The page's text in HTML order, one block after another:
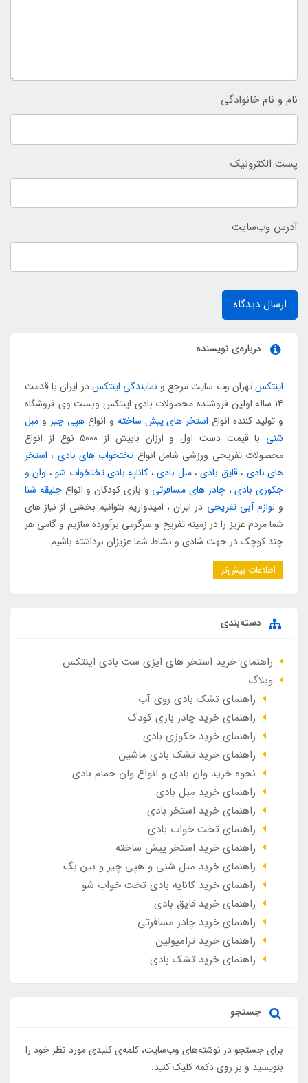
نام و نام خانوادگی
پست الکترونیک
آدرس وب‌سایت
ارسال دیدگاه
درباره‌ی نویسنده
اینتکستهران وب سایت مرجع و نمایندگی اینتکسدر ایران با قدمت
۱۴ ساله اولین فروشنده محصولات بادی اینتکس وبست وی فروشگاه
و تولید کننده انواع استخر های پیش ساخته و انواعهپی چیر و مبل
شنی
با قیمت دست اول و ارزان بابیش از ۵۰۰۰ نوع از انواع
محصولات تفریحی ورزشی شامل انواع تختخواب های بادی ، استخر
های بادی ،قایق بادی،مبل بادی، کاناپه بادی تختخواب شو، وان و
جکوزی بادی،چادر های مسافرتی و بازی کودکان و انواعجلیقه شنا
و لوازم آبی تفریحی در ایران ، امیدواریم بتوانیم بخشی از نیاز های
شما مردم عزیز را در زمینه تفریح و سرگرمی برآورده سازیم و گامی هر
چند کوچک در جهت شادی و نشاط شما عزیزان برداشته باشیم.
اطلاعات بیش‌تر
دسته‌بندی
راهنمای خرید استخر های ایزی ست بادی اینتکس
وبلاگ
راهنمای تشک بادی روی آب
راهنمای خرید چادر بازی کودک
راهنمای خرید جکوزی بادی
راهنمای خرید تشک بادی ماشین
نحوه خرید وان بادی و انواع وان حمام بادی
راهنمای خرید مبل بادی
راهنمای خرید استخر بادی
راهنمای تخت خواب بادی
راهنمای خرید استخر پیش ساخته
راهنمای خرید مبل شنی و هپی چیر و بین بگ
راهنمای خرید کاناپه بادی تخت خواب شو
راهنمای خرید قایق بادی
راهنمای خرید چادر مسافرتی
راهنمای خرید ترامپولین
راهنمای خرید تشک بادی
جستجو
برای جستجو در نوشته‌های وب‌سایت، کلمه‌ی کلیدی مورد نظر خود را
بنویسید و بر روی دکمه کلیک کنید.